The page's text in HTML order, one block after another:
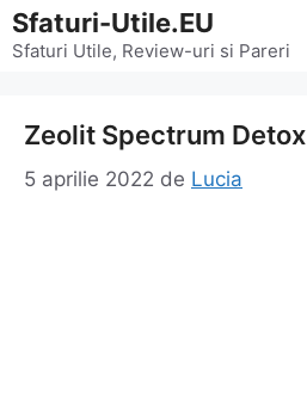
Sari
la
Sfaturi-Utile.EU
Sfaturi Utile, Review-uri si Pareri
Zeolit Spectrum Detox
5 aprilie 2022 de Lucia